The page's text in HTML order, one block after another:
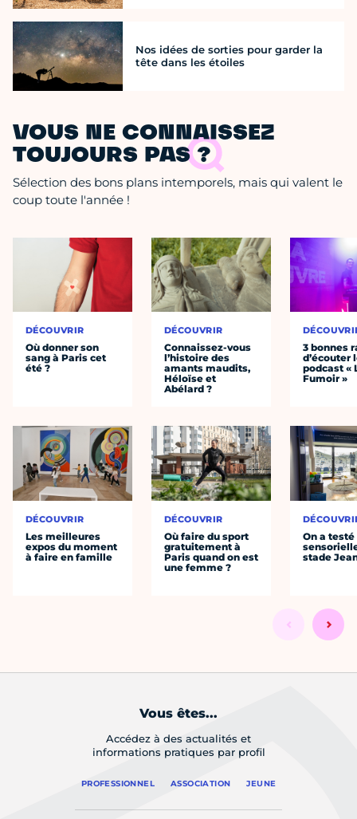
Nos idées de sorties pour garder la
tête dans les étoiles
VOUS NE CONNAISSEZ
TOUJOURS PAS ?
Sélection des bons plans intemporels, mais qui valent le
coup toute l'année !
DÉCOUVRIR
Où donner son
sang à Paris cet
été ?
DÉCOUVRIR
Les meilleures
expos du moment
à faire en famille
DÉCOUVRIR
Connaissez-vous
l’histoire des
amants maudits,
Héloïse et
Abélard ?
DÉCOUVRIR
Où faire du sport
gratuitement à
Paris quand on est
une femme ?
3 bonnes
d’écouter
podcast «
Fumoir »
On a
stade
Vous êtes...
Accédez à des actualités et
informations pratiques par profil
PROFESSIONNEL ASSOCIATION JEUNE